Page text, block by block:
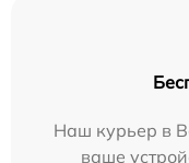
Наш курьер в
ваше